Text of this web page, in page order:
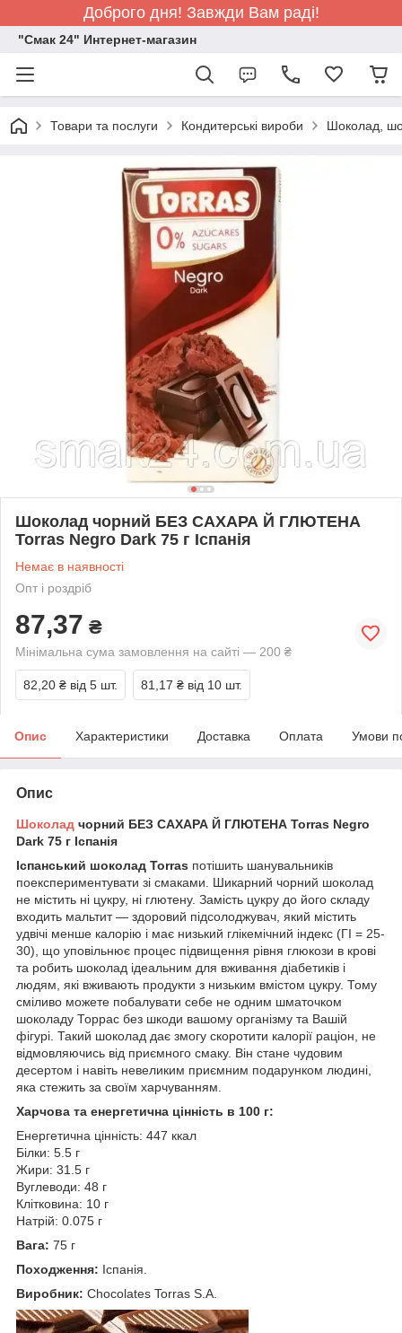
Доброго дня! Завжди Вам раді!
"Смак 24" Интернет-магазин
Товари та послуги Кондитерські вироби Шоколад,
Шоколад чорний БЕЗ САХАРА Й ГЛЮТЕНА
Torras Negro Dark 75 г Іспанія
Немає в наявності
Опт і роздріб
87,37 ₴
Мінімальна сума замовлення на сайті — 200 ₴
82,20 ₴ від 5 шт. 81,17 ₴ від 10 шт.
Опис Характеристики Доставка Оплата Умови
Опис
Шоколад чорний БЕЗ САХАРА Й ГЛЮТЕНА Torras Negro
Dark 75 г Іспанія
Іспанський шоколад Torras потішить шанувальників
поекспериментувати зі смаками. Шикарний чорний шоколад
не містить ні цукру, ні глютену. Замість цукру до його складу
входить мальтит — здоровий підсолоджувач, який містить
удвічі менше калорію і має низький глікемічний індекс (ГІ = 25-
30), що уповільнює процес підвищення рівня глюкози в крові
та робить шоколад ідеальним для вживання діабетиків і
людям, які вживають продукти з низьким вмістом цукру. Тому
сміливо можете побалувати себе не одним шматочком
шоколаду Торрас без шкоди вашому організму та Вашій
фігурі. Такий шоколад дає змогу скоротити калорії раціон, не
відмовляючись від приємного смаку. Він стане чудовим
десертом і навіть невеликим приємним подарунком людині,
яка стежить за своїм харчуванням.
Харчова та енергетична цінність в 100 г:
Енергетична цінність: 447 ккал
Білки: 5.5 г
Жири: 31.5 г
Вуглеводи: 48 г
Клітковина: 10 г
Натрій: 0.075 г
Вага: 75 г
Походження: Іспанія.
Виробник: Chocolates Torras S.A.